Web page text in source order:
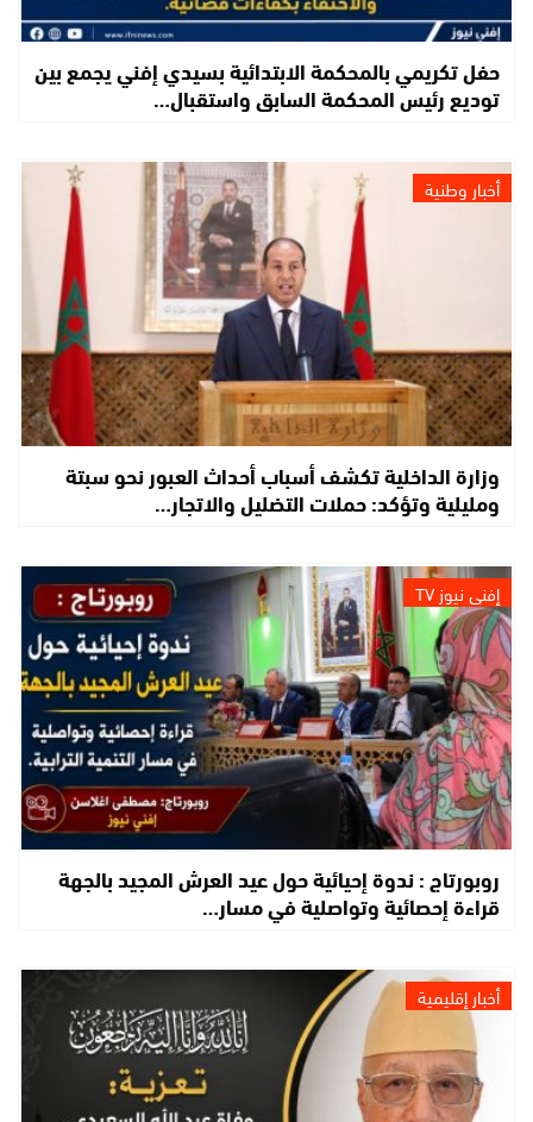
حفل تكريمي بالمحكمة الابتدائية بسيدي إفني يجمع بين
توديع رئيس المحكمة السابق واستقبال…
أخبار وطنية
وزارة الداخلية تكشف أسباب أحداث العبور نحو سبتة
ومليلية وتؤكد: حملات التضليل والاتجار…
إفني نيوز TV
روبورتاج : ندوة إحيائية حول عيد العرش المجيد بالجهة
قراءة إحصائية وتواصلية في مسار…
أخبار إقليمية